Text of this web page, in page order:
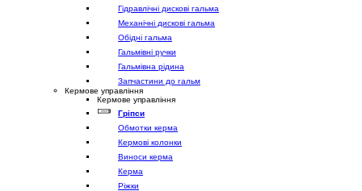
Гідравлічні дискові гальма
Механічні дискові гальма
Обідні гальма
Гальмівні ручки
Гальмівна рідина
Запчастини до гальм
Кермове управління
Кермове управління
Гріпси
Обмотки керма
Кермові колонки
Виноси керма
Керма
Ріжки